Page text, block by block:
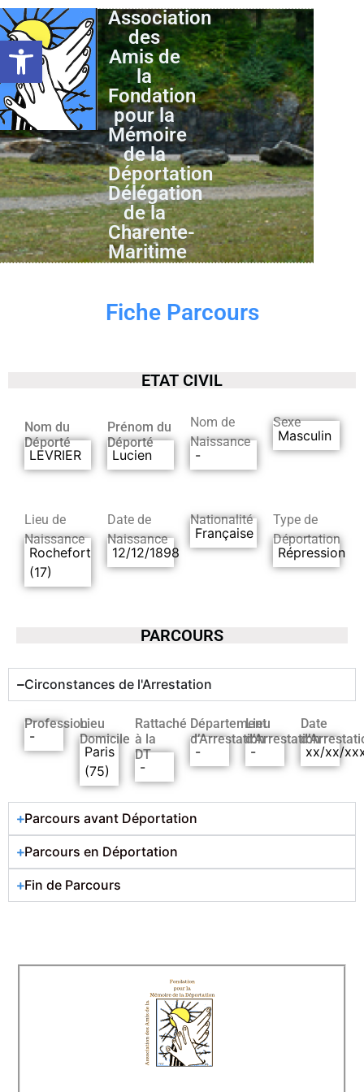
Ouvrir la barre d’outils
Association
des
Amis de
la
Fondation
pour la
Mémoire
de la
Déportation
Délégation
de la
Charente-
Maritime
Fiche Parcours
ETAT CIVIL
Nom du
Déporté
LEVRIER
Prénom du
Déporté
Lucien
Nom de
Naissance
-
Sexe
Masculin
Lieu de
Naissance
Rochefort
(17)
Date de
Naissance
12/12/1898
Nationalité
Française
Type de
Déportation
Répression
PARCOURS
Circonstances de l'Arrestation
Profession
-
Lieu
Domicile
Paris
(75)
Rattaché
à la
DT
-
Département
d’Arrestation
-
Lieu
d’Arrestation
-
Date
xx/xx/
Parcours avant Déportation
Parcours en Déportation
Fin de Parcours